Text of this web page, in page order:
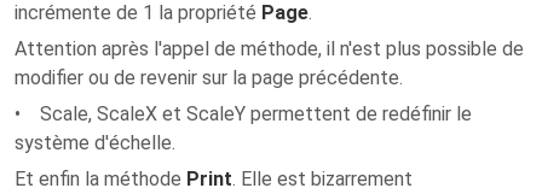
incrémente de 1 la propriété Page.
Attention après l'appel de méthode, il n'est plus possible de
modifier ou de revenir sur la page précédente.
• Scale, ScaleX et ScaleY permettent de redéfinir le
système d'échelle.
Et enfin la méthode Print. Elle est bizarrement